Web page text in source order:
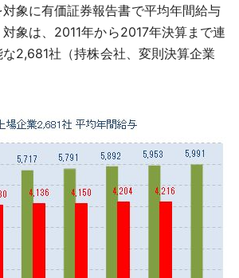
象に有価証券報告書で平均年間給与
象は、2011年から2017年決算まで連
2,681社（持株会社、変則決算企業